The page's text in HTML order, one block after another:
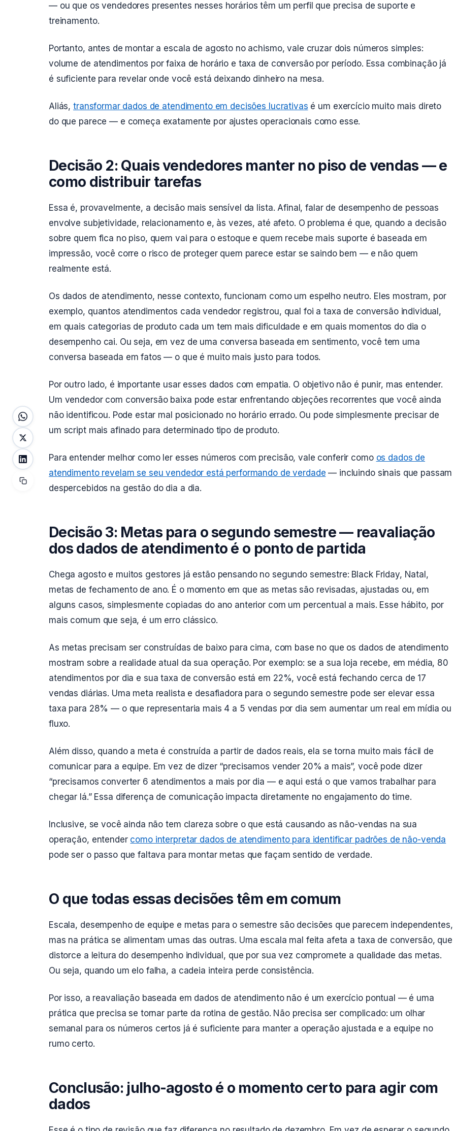
— ou que os vendedores presentes nesses horários têm um perfil que precisa de suporte e
treinamento.
Portanto, antes de montar a escala de agosto no achismo, vale cruzar dois números simples:
volume de atendimentos por faixa de horário e taxa de conversão por período. Essa combinação já
é suficiente para revelar onde você está deixando dinheiro na mesa.
Aliás,transformar dados de atendimento em decisões lucrativas é um exercício muito mais direto
do que parece — e começa exatamente por ajustes operacionais como esse.
Decisão 2: Quais vendedores manter no piso de vendas — e
como distribuir tarefas
Essa é, provavelmente, a decisão mais sensível da lista. Afinal, falar de desempenho de pessoas
envolve subjetividade, relacionamento e, às vezes, até afeto. O problema é que, quando a decisão
sobre quem fica no piso, quem vai para o estoque e quem recebe mais suporte é baseada em
impressão, você corre o risco de proteger quem parece estar se saindo bem — e não quem
realmente está.
Os dados de atendimento, nesse contexto, funcionam como um espelho neutro. Eles mostram, por
exemplo, quantos atendimentos cada vendedor registrou, qual foi a taxa de conversão individual,
em quais categorias de produto cada um tem mais dificuldade e em quais momentos do dia o
desempenho cai. Ou seja, em vez de uma conversa baseada em sentimento, você tem uma
conversa baseada em fatos — o que é muito mais justo para todos.
Por outro lado, é importante usar esses dados com empatia. O objetivo não é punir, mas entender.
Um vendedor com conversão baixa pode estar enfrentando objeções recorrentes que você ainda
não identificou. Pode estar mal posicionado no horário errado. Ou pode simplesmente precisar de
um script mais afinado para determinado tipo de produto.
Para entender melhor como ler esses números com precisão, vale conferir como os dados de
atendimento revelam se seu vendedor está performando de verdade — incluindo sinais que passam
despercebidos na gestão do dia a dia.
Decisão 3: Metas para o segundo semestre — reavaliação
dos dados de atendimento é o ponto de partida
Chega agosto e muitos gestores já estão pensando no segundo semestre: Black Friday, Natal,
metas de fechamento de ano. É o momento em que as metas são revisadas, ajustadas ou, em
alguns casos, simplesmente copiadas do ano anterior com um percentual a mais. Esse hábito, por
mais comum que seja, é um erro clássico.
As metas precisam ser construídas de baixo para cima, com base no que os dados de atendimento
mostram sobre a realidade atual da sua operação. Por exemplo: se a sua loja recebe, em média, 80
atendimentos por dia e sua taxa de conversão está em 22%, você está fechando cerca de 17
vendas diárias. Uma meta realista e desafiadora para o segundo semestre pode ser elevar essa
taxa para 28% — o que representaria mais 4 a 5 vendas por dia sem aumentar um real em mídia ou
fluxo.
Além disso, quando a meta é construída a partir de dados reais, ela se torna muito mais fácil de
comunicar para a equipe. Em vez de dizer “precisamos vender 20% a mais”, você pode dizer
“precisamos converter 6 atendimentos a mais por dia — e aqui está o que vamos trabalhar para
chegar lá.” Essa diferença de comunicação impacta diretamente no engajamento do time.
Inclusive, se você ainda não tem clareza sobre o que está causando as não-vendas na sua
operação, entender como interpretar dados de atendimento para identificar padrões de não-venda
pode ser o passo que faltava para montar metas que façam sentido de verdade.
O que todas essas decisões têm em comum
Escala, desempenho de equipe e metas para o semestre são decisões que parecem independentes,
mas na prática se alimentam umas das outras. Uma escala mal feita afeta a taxa de conversão, que
distorce a leitura do desempenho individual, que por sua vez compromete a qualidade das metas.
Ou seja, quando um elo falha, a cadeia inteira perde consistência.
Por isso, a reavaliação baseada em dados de atendimento não é um exercício pontual — é uma
prática que precisa se tornar parte da rotina de gestão. Não precisa ser complicado: um olhar
semanal para os números certos já é suficiente para manter a operação ajustada e a equipe no
rumo certo.
Conclusão: julho-agosto é o momento certo para agir com
dados